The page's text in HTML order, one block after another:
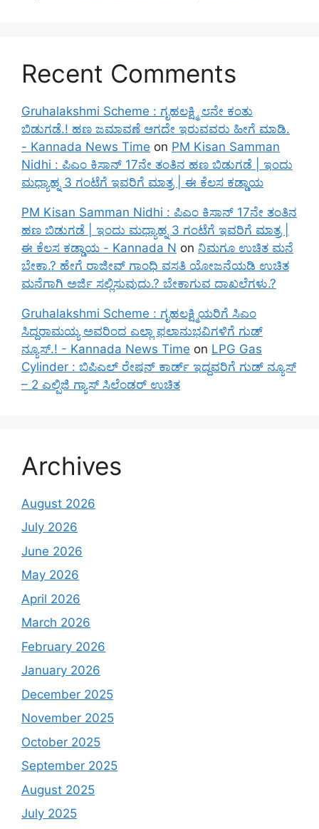
Recent Comments
Gruhalakshmi Scheme : ಗೃಹಲಕ್ಷ್ಮಿ ೮ನೇ ಕಂತು
ಬಿಡುಗಡೆ.! ಹಣ ಜಮಾವಣೆ ಆಗದೇ ಇರುವವರು ಹೀಗೆ ಮಾಡಿ.
- Kannada News Time on PM Kisan Samman
Nidhi : ಪಿಎಂ ಕಿಸಾನ್ 17ನೇ ತಂತಿನ ಹಣ ಬಿಡುಗಡೆ | ಇಂದು
ಮಧ್ಯಾಹ್ನ 3 ಗಂಟೆಗೆ ಇವರಿಗೆ ಮಾತ್ರ | ಈ ಕೆಲಸ ಕಡ್ಡಾಯ
PM Kisan Samman Nidhi : ಪಿಎಂ ಕಿಸಾನ್ 17ನೇ ತಂತಿನ
ಹಣ ಬಿಡುಗಡೆ | ಇಂದು ಮಧ್ಯಾಹ್ನ 3 ಗಂಟೆಗೆ ಇವರಿಗೆ ಮಾತ್ರ |
ಈ ಕೆಲಸ ಕಡ್ಡಾಯ - Kannada N on ನಿಮಗೂ ಉಚಿತ ಮನೆ
ಬೇಕಾ.? ಹೇಗೆ ರಾಜೀವ್ ಗಾಂಧಿ ವಸತಿ ಯೋಜನೆಯಡಿ ಉಚಿತ
ಮನೆಗಾಗಿ ಅರ್ಜಿ ಸಲ್ಲಿಸುವುದು.? ಬೇಕಾಗುವ ದಾಖಲೆಗಳು.?
Gruhalakshmi Scheme : ಗೃಹಲಕ್ಷ್ಮಿಯರಿಗೆ ಸಿಎಂ
ಸಿದ್ದರಾಮಯ್ಯ ಅವರಿಂದ ಎಲ್ಲಾ ಫಲಾನುಭವಿಗಳಿಗೆ ಗುಡ್
ನ್ಯೂಸ್.! - Kannada News Time on LPG Gas
Cylinder : ಬಿಪಿಎಲ್ ರೇಷನ್ ಕಾರ್ಡ್ ಇದ್ದವರಿಗೆ ಗುಡ್ ನ್ಯೂಸ್
– 2 ಎಲ್ಪಿಜಿ ಗ್ಯಾಸ್ ಸಿಲೆಂಡರ್ ಉಚಿತ
Archives
August 2026
July 2026
June 2026
May 2026
April 2026
March 2026
February 2026
January 2026
December 2025
November 2025
October 2025
September 2025
August 2025
July 2025